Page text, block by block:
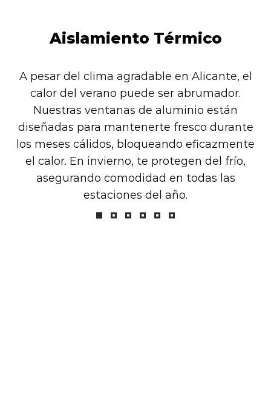
Aislamiento Térmico
A pesar del clima agradable en Alicante, el
calor del verano puede ser abrumador.
Nuestras ventanas de aluminio están
diseñadas para mantenerte fresco durante
los meses cálidos, bloqueando eficazmente
el calor. En invierno, te protegen del frío,
asegurando comodidad en todas las
estaciones del año.